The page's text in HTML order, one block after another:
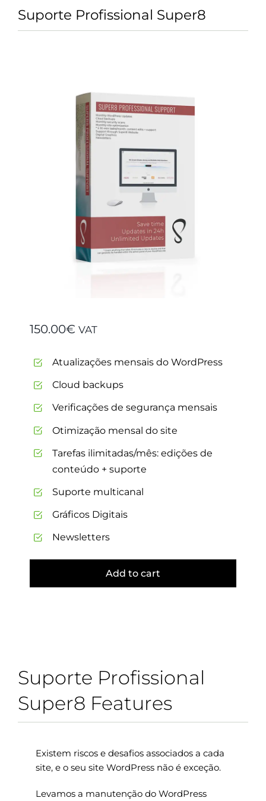
content
Suporte Profissional Super8
150.00€ VAT
Atualizações mensais do WordPress
Cloud backups
Verificações de segurança mensais
Otimização mensal do site
Tarefas ilimitadas/mês: edições de
conteúdo + suporte
Suporte multicanal
Gráficos Digitais
Newsletters
Add to cart
Suporte Profissional
Super8 Features
Existem riscos e desafios associados a cada
site, e o seu site WordPress não é exceção.
Levamos a manutenção do WordPress